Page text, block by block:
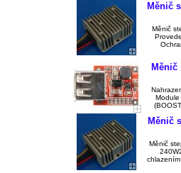
Měnič
Měnič
Měnič
Měnič
Měnič